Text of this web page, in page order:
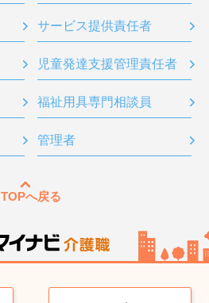
サービス提供責任者
児童発達支援管理責任者
福祉用具専門相談員
管理者
TOPへ戻る